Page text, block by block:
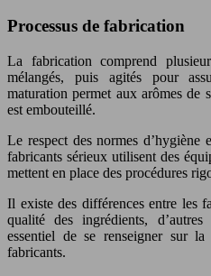
Processus de fabrication
La fabrication comprend
mélangés, puis agités pour
maturation permet aux arômes de
est embouteillé.
Le respect des normes
fabricants sérieux utilisent des
mettent en place des procédures
Il existe des différences entre les
qualité des ingrédients,
essentiel de se renseigner sur
fabricants.